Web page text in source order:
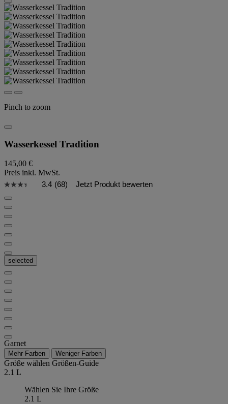
Pinch to zoom
Wasserkessel Tradition
145,00 €
Preis inkl. MwSt.
3.4 (68) Jetzt Produkt bewerten
selected
Garnet
Mehr Farben Weniger Farben
Größe wählen Größen-Guide
2.1 L
Wählen Sie Ihre Größe
2.1 L